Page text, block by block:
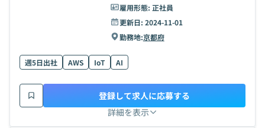
雇用形態: 正社員
更新日: 2024-11-01
勤務地:京都府
週5日出社 AWS IoT AI
詳細を表示
登録して求人に応募する